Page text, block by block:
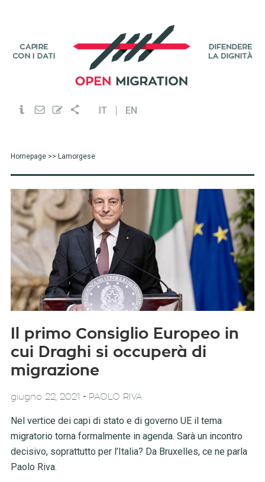
IT EN
Homepage>> Lamorgese
Il primo Consiglio Europeo in
cui Draghi si occuperà di
migrazione
giugno 22, 2021 - PAOLO RIVA
Nel vertice dei capi di stato e di governo UE il tema
migratorio torna formalmente in agenda. Sarà un incontro
decisivo, soprattutto per l’Italia? Da Bruxelles, ce ne parla
Paolo Riva.